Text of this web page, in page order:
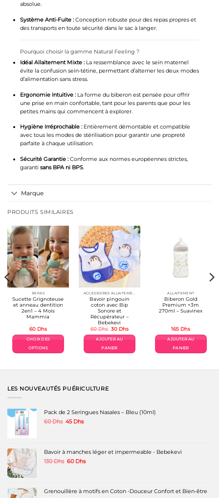
absolue.
Système Anti-Fuite :Conception robuste pour des repas propres et
des transports en toute sécurité dans le sac à langer.
Pourquoi choisir la gamme Natural Feeling ?
Idéal Allaitement Mixte :La ressemblance avec le sein maternel
évite la confusion sein-tétine, permettant d’alterner les deux modes
d’alimentation sans stress.
Ergonomie Intuitive :La forme du biberon est pensée pour offrir
une prise en main confortable, tant pour les parents que pour les
petites mains qui commencent à explorer.
Hygiène Irréprochable :Entièrement démontable et compatible
avec tous les modes de stérilisation pour garantir une propreté
parfaite à chaque utilisation.
Sécurité Garantie :Conforme aux normes européennes strictes,
garanti sans BPA ni BPS.
Marque
PRODUITS SIMILAIRES
REPAS
Sucette Grignoteuse
et anneau dentition
2en1 – 4 Mois
Mammia
60 Dhs
CHOIX DES
OPTIONS
a
variations.
être
choisies
produit
Bavoir pingouin
coton avec Bip
Sonore et
Récupérateur –
Bebekevi
60Dhs Le
initial
était :
60 Dhs.
30 DhsLe
actuel
AJOUTER AU
PANIER
ALLAITEMENT
Biberon Gold
Premium +3m
270ml – Suavinex
165 Dhs
AJOUTER AU
PANIER
LES NOUVEAUTÉS PUÉRICULTURE
Pack de 2 Seringues Nasales – Bleu (10ml)
60Dhs Le
60 Dhs.
45 DhsLe
45 Dhs.
Bavoir à manches léger et impermeable - Bebekevi
130Dhs Le
130 Dhs.
60 DhsLe
60 Dhs.
Grenouillère à motifs en Coton -Douceur Confort et Bien-être